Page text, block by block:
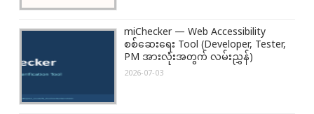
miChecker — Web Accessibility
စစ်ဆေးရေး Tool (Developer, Tester,
PM အားလုံးအတွက် လမ်းညွှန်)
2026-07-03